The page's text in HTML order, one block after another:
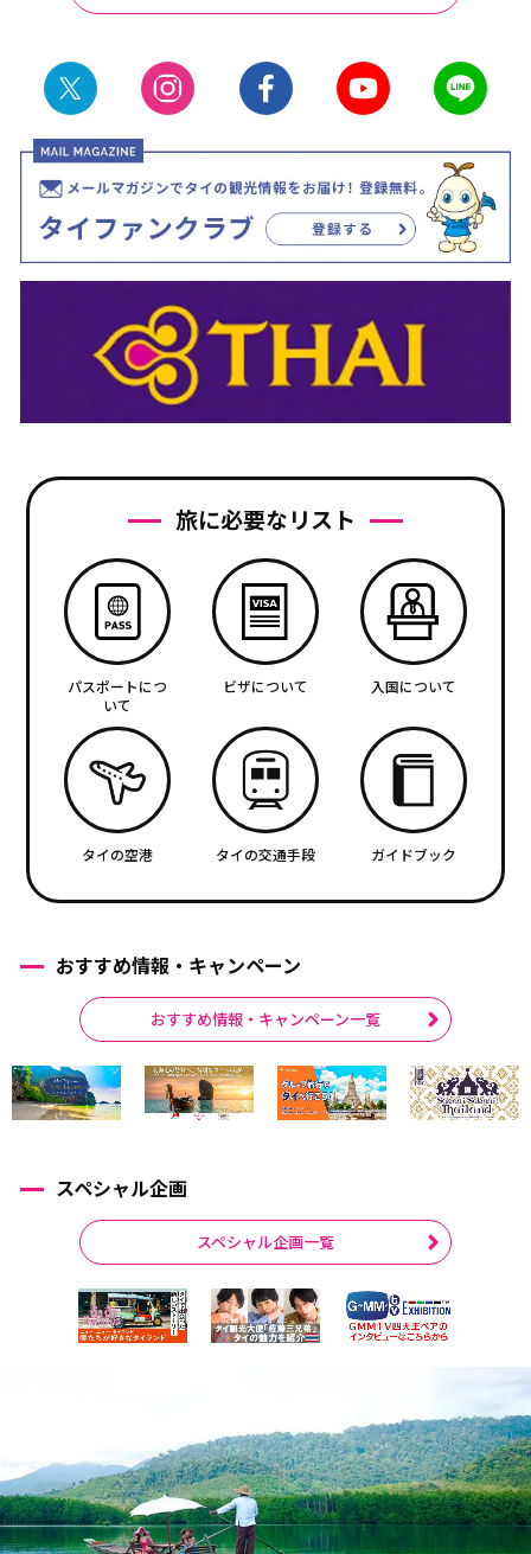
旅に必要なリスト
パスポートにつ
いて
ビザについて 入国について
タイの空港 タイの交通手段 ガイドブック
おすすめ情報・キャンペーン
おすすめ情報・キャンペーン一覧
スペシャル企画
スペシャル企画一覧